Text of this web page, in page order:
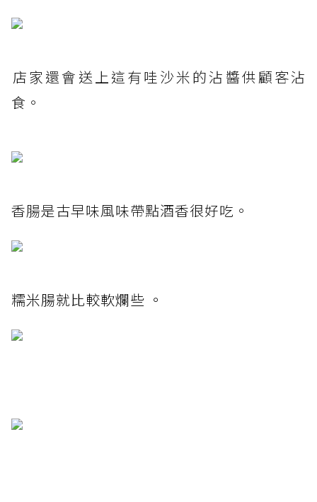
​店家還會送上這有哇沙米的沾醬供顧客沾
食。
​香腸是古早味風味帶點酒香很好吃​。
糯米腸就比較軟爛些 。